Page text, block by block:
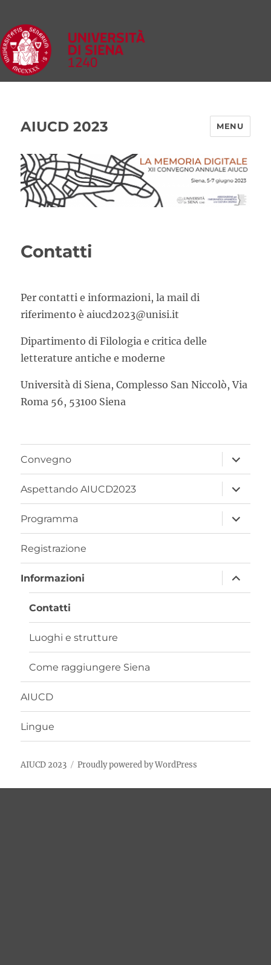
AIUCD 2023 MENU
Contatti
Per contatti e informazioni, la mail di
riferimento è aiucd2023@unisi.it
Dipartimento di Filologia e critica delle
letterature antiche e moderne
Università di Siena, Complesso San Niccolò, Via
Roma 56, 53100 Siena
Convegno
apri
i
menu
child
Aspettando AIUCD2023
apri
i
menu
child
Programma
apri
i
menu
Registrazione
Informazioni
apri
i
menu
Contatti
Luoghi e strutture
Come raggiungere Siena
AIUCD
Lingue
AIUCD 2023 Proudly powered by WordPress